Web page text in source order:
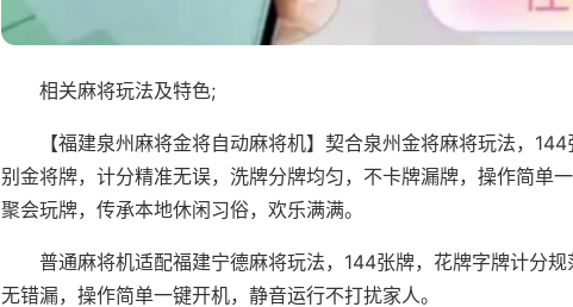
相关麻将玩法及特色;
【福建泉州麻将金将自动麻将机】契合泉州金将麻将玩法，
别金将牌，计分精准无误，洗牌分牌均匀，不卡牌漏牌，操作简单
聚会玩牌，传承本地休闲习俗，欢乐满满。
普通麻将机适配福建宁德麻将玩法，144张牌，花牌字牌计分
无错漏，操作简单一键开机，静音运行不打扰家人。